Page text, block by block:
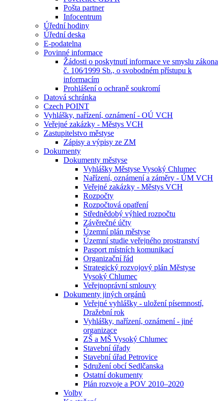
Pošta partner
Infocentrum
Úřední hodiny
Úřední deska
E-podatelna
Povinné informace
Žádosti o poskytnutí informace ve smyslu zákona
č. 106⁄1999 Sb., o svobodném přístupu k
informacím
Prohlášení o ochraně soukromí
Datová schránka
Czech POINT
Vyhlášky, nařízení, oznámení - OÚ VCH
Veřejné zakázky - Městys VCH
Zastupitelstvo městyse
Zápisy a výpisy ze ZM
Dokumenty
Dokumenty městyse
Vyhlášky Městyse Vysoký Chlumec
Nařízení, oznámení a záměry - ÚM VCH
Veřejné zakázky - Městys VCH
Rozpočty
Rozpočtová opatření
Střednědobý výhled rozpočtu
Závěrečné účty
Územní plán městyse
Územní studie veřejného prostranství
Pasport místních komunikací
Organizační řád
Strategický rozvojový plán Městyse
Vysoký Chlumec
Veřejnoprávní smlouvy
Dokumenty jiných orgánů
Veřejné vyhlášky - uložení písemností,
Dražební rok
Vyhlášky, nařízení, oznámení - jiné
organizace
ZŠ a MŠ Vysoký Chlumec
Stavební úřady
Stavební úřad Petrovice
Sdružení obcí Sedlčanska
Ostatní dokumenty
Plán rozvoje a POV 2010–2020
Volby